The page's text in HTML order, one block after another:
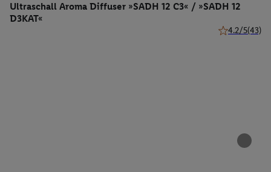
Ultraschall Aroma Diffuser »SADH 12 C3« / »SADH 12
D3KAT«
4.2/5(43)